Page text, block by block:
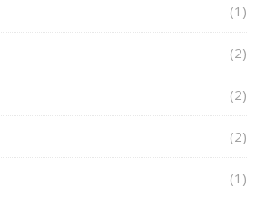
(1)
(2)
(2)
(2)
(1)